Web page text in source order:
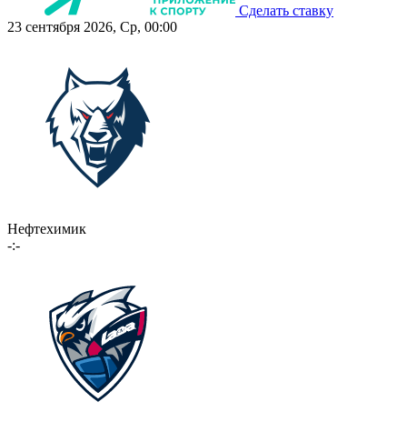
Сделать ставку
23 сентября 2026, Ср, 00:00
Нефтехимик
-:-